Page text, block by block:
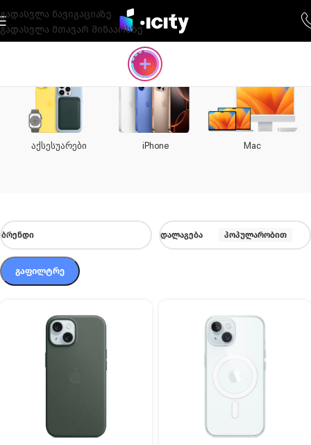
გადასვლა ნავიგაციაზე
გადასვლა მთავარ შინაარსზე
აქსესუარები iPhone Mac
ᲑᲠᲔᲜᲓᲘ ᲓᲐᲚᲐᲒᲔᲑᲐ პოპულარობით
ᲒᲐᲤᲘᲚᲢᲠᲔ